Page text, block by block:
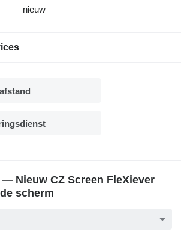
nieuw
Nieuw CZ Screen FleXiever
scherm